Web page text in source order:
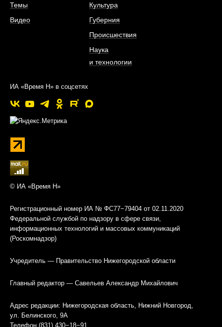
Темы
Видео
Культура
Губерния
Происшествия
Наука
и технологии
ИА «Время Н» в соцсетях
© ИА «Время Н»
Регистрационный номер ИА № ФС77−79404 от 02.11.2020
Федеральной службой по надзору в сфере связи,
информационных технологий и массовых коммуникаций
(Роскомнадзор)
Учредитель — Правительство Нижегородской области
Главный редактор — Савельев Александр Михайлович
Адрес редакции: Нижегородская область, Нижний Новгород,
ул. Белинского, 9А
Телефон (831) 430−18−91